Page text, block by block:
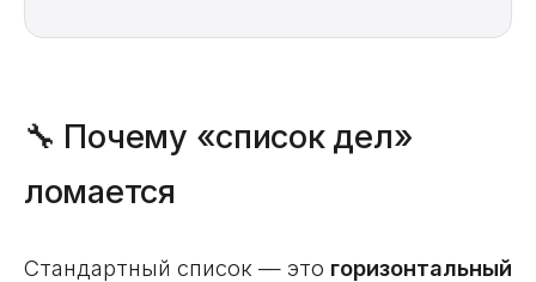
🔧 Почему «список дел»
ломается
Стандартный список — это горизонтальный